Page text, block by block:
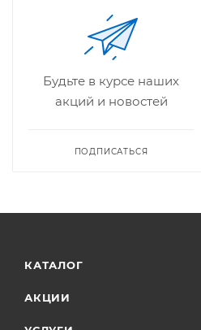
Будьте в курсе наших
акций и новостей
ПОДПИСАТЬСЯ
КАТАЛОГ
АКЦИИ